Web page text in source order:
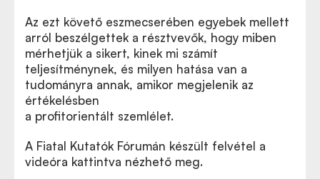
Az ezt követő eszmecserében egyebek mellett
arról beszélgettek a résztvevők, hogy miben
mérhetjük a sikert, kinek mi számít
teljesítménynek, és milyen hatása van a
tudományra annak, amikor megjelenik az
értékelésben
a profitorientált szemlélet.
A Fiatal Kutatók Fórumán készült felvétel a
videóra kattintva nézhető meg.